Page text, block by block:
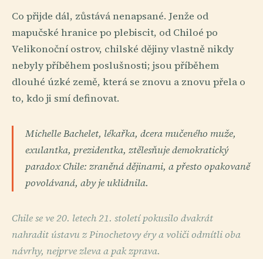
Co přijde dál, zůstává nenapsané. Jenže od
mapučské hranice po plebiscit, od Chiloé po
Velikonoční ostrov, chilské dějiny vlastně nikdy
nebyly příběhem poslušnosti; jsou příběhem
dlouhé úzké země, která se znovu a znovu přela o
to, kdo ji smí definovat.
Michelle Bachelet, lékařka, dcera mučeného muže,
exulantka, prezidentka, ztělesňuje demokratický
paradox Chile: zraněná dějinami, a přesto opakovaně
povolávaná, aby je uklidnila.
Chile se ve 20. letech 21. století pokusilo dvakrát
nahradit ústavu z Pinochetovy éry a voliči odmítli oba
návrhy, nejprve zleva a pak zprava.